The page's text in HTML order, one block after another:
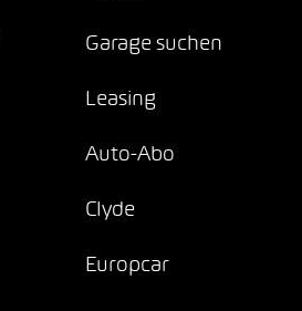
Garage suchen
Leasing
Auto-Abo
Clyde
Europcar